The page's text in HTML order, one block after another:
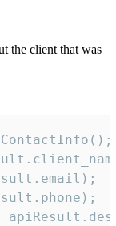
the client that was